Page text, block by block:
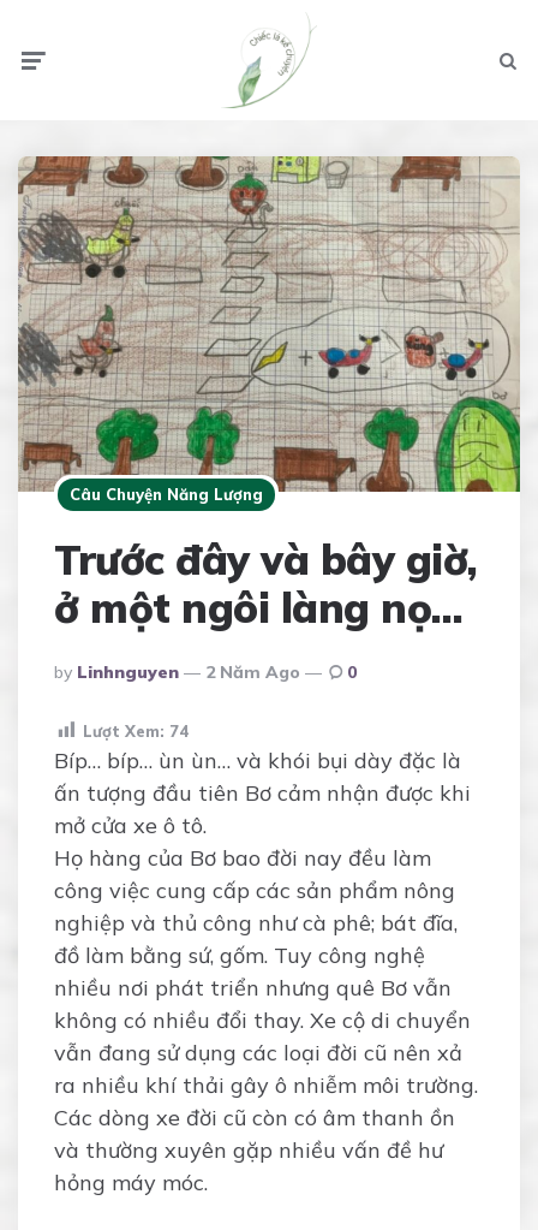
Câu Chuyện Năng Lượng
Trước đây và bây giờ,
ở một ngôi làng nọ…
Posted
By
By Linhnguyen 2 Năm Ago 0
Lượt Xem: 74
Bíp… bíp… ùn ùn… và khói bụi dày đặc là
ấn tượng đầu tiên Bơ cảm nhận được khi
mở cửa xe ô tô.
Họ hàng của Bơ bao đời nay đều làm
công việc cung cấp các sản phẩm nông
nghiệp và thủ công như cà phê; bát đĩa,
đồ làm bằng sứ, gốm. Tuy công nghệ
nhiều nơi phát triển nhưng quê Bơ vẫn
không có nhiều đổi thay. Xe cộ di chuyển
vẫn đang sử dụng các loại đời cũ nên xả
ra nhiều khí thải gây ô nhiễm môi trường.
Các dòng xe đời cũ còn có âm thanh ồn
và thường xuyên gặp nhiều vấn đề hư
hỏng máy móc.